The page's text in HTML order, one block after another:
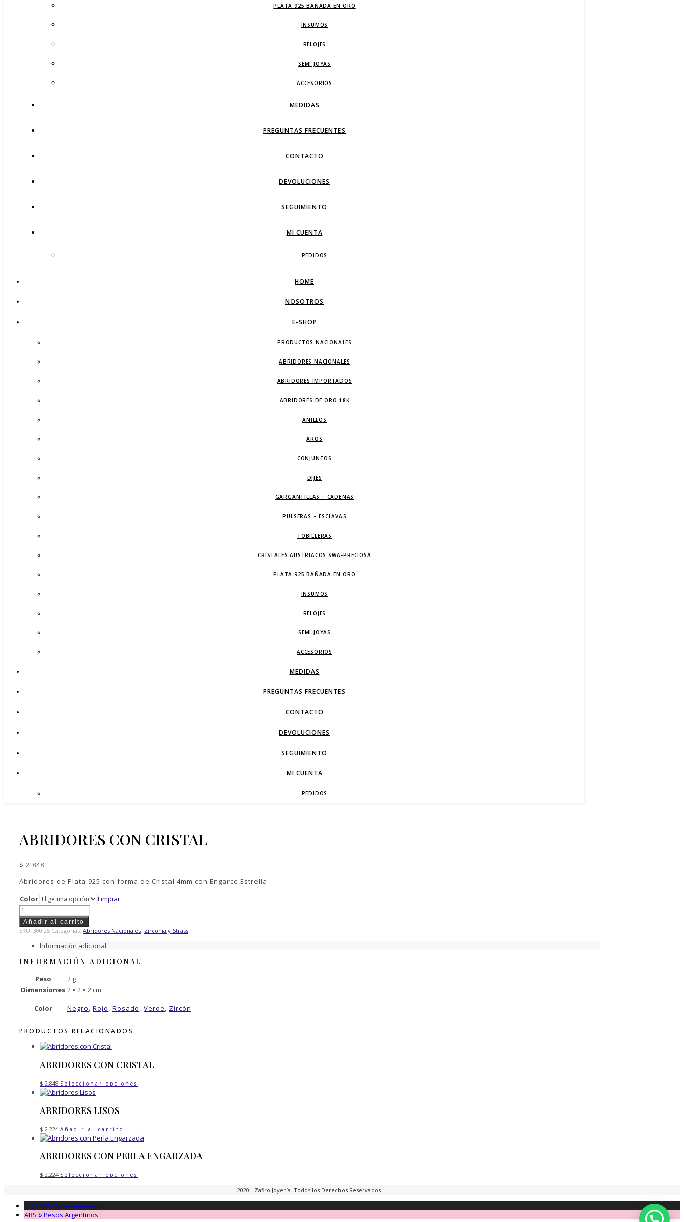
PLATA 925 BAÑADA EN ORO
INSUMOS
RELOJES
SEMI JOYAS
ACCESORIOS
MEDIDAS
PREGUNTAS FRECUENTES
CONTACTO
DEVOLUCIONES
SEGUIMIENTO
MI CUENTA
PEDIDOS
HOME
NOSOTROS
E-SHOP
PRODUCTOS NACIONALES
ABRIDORES NACIONALES
ABRIDORES IMPORTADOS
ABRIDORES DE ORO 18K
ANILLOS
AROS
CONJUNTOS
DIJES
GARGANTILLAS – CADENAS
PULSERAS – ESCLAVAS
TOBILLERAS
CRISTALES AUSTRIACOS SWA-PRECIOSA
PLATA 925 BAÑADA EN ORO
INSUMOS
RELOJES
SEMI JOYAS
ACCESORIOS
MEDIDAS
PREGUNTAS FRECUENTES
CONTACTO
DEVOLUCIONES
SEGUIMIENTO
MI CUENTA
PEDIDOS
ABRIDORES CON CRISTAL
$ 2.848
Abridores de Plata 925 con forma de Cristal 4mm con Engarce Estrella
Color
Limpiar
Abridores
con
Cristal
Añadir al carrito
SKU: 300.25 Categorías: Abridores Nacionales, Zirconia y Strass
Información adicional
INFORMACIÓN ADICIONAL
Peso
2 g
Dimensiones 2 × 2 × 2 cm
Color
Negro, Rojo, Rosado, Verde, Zircón
PRODUCTOS RELACIONADOS
ABRIDORES CON CRISTAL
$ 2.848 Seleccionar opciones
opciones
pueden
de
producto
ABRIDORES LISOS
$ 2.224 Añadir al carrito
ABRIDORES CON PERLA ENGARZADA
$ 2.224 Seleccionar opciones
múltiples
variantes.
Las
2020 - Zafiro Joyería. Todos los Derechos Reservados.
USD U$S Dolar Americano
ARS $ Pesos Argentinos